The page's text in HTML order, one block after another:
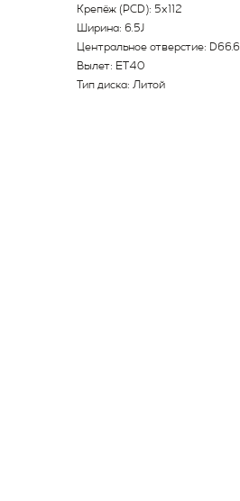
Крепёж (PCD): 5x112
Ширина: 6.5J
Центральное отверстие: D66.6
Вылет: ET40
Тип диска: Литой